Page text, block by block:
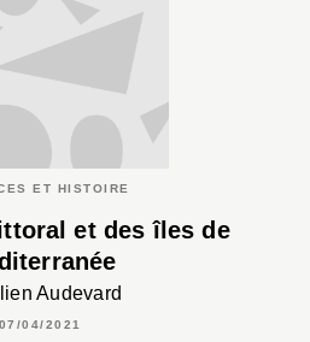
ET HISTOIRE
et des îles de
Audevard
07/04/2021